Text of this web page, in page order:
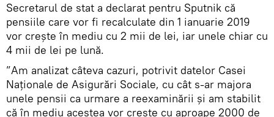
Secretarul de stat a declarat pentru Sputnik că
pensiile care vor fi recalculate din 1 ianuarie 2019
vor crește în mediu cu 2 mii de lei, iar unele chiar cu
4 mii de lei pe lună.
”Am analizat câteva cazuri, potrivit datelor Casei
Naționale de Asigurări Sociale, cu cât s-ar majora
unele pensii ca urmare a reexaminării și am stabilit
că în mediu acestea vor crește cu aproape 2000 de